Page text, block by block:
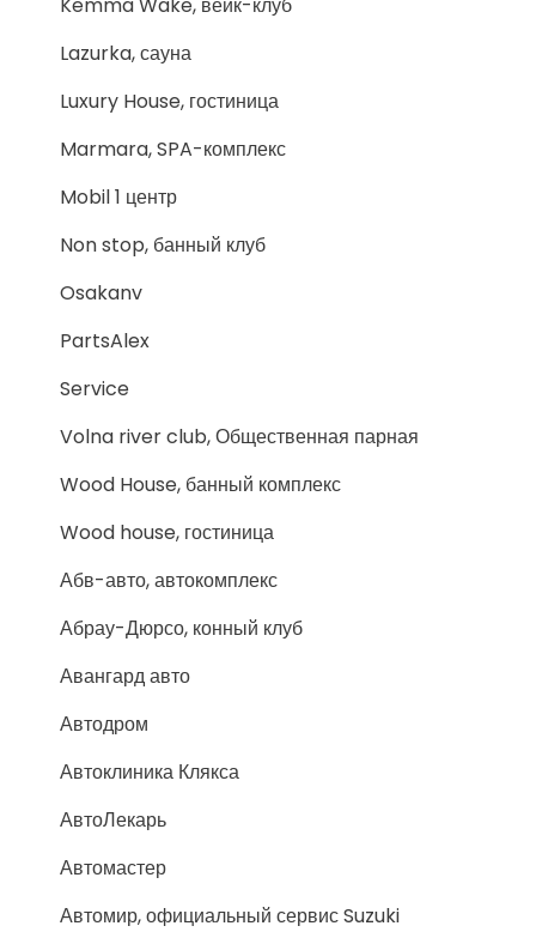
Kemma Wake, вейк-клуб
Lazurka, сауна
Luxury House, гостиница
Marmara, SPA-комплекс
Mobil 1 центр
Non stop, банный клуб
Osakanv
PartsAlex
Service
Volna river club, Общественная парная
Wood House, банный комплекс
Wood house, гостиница
Абв-авто, автокомплекс
Абрау-Дюрсо, конный клуб
Авангард авто
Автодром
Автоклиника Клякса
АвтоЛекарь
Автомастер
Автомир, официальный сервис Suzuki